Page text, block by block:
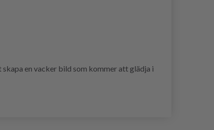
en vacker bild som kommer att glädja i